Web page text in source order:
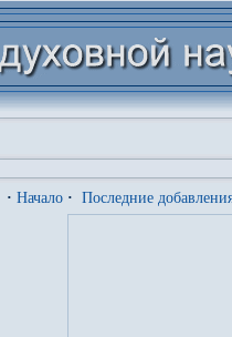
· Начало · Последние